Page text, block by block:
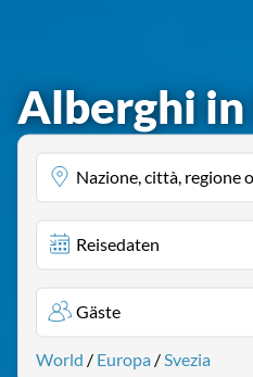
Alberghi in
Nazione, città, regione o
Reisedaten
Gäste
World / Europa / Svezia